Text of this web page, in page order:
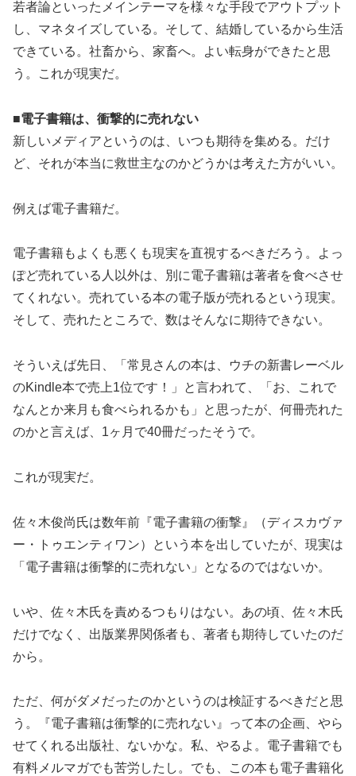
若者論といったメインテーマを様々な手段でアウトプット
し、マネタイズしている。そして、結婚しているから生活
できている。社畜から、家畜へ。よい転身ができたと思
う。これが現実だ。
■電子書籍は、衝撃的に売れない
新しいメディアというのは、いつも期待を集める。だけ
ど、それが本当に救世主なのかどうかは考えた方がいい。
例えば電子書籍だ。
電子書籍もよくも悪くも現実を直視するべきだろう。よっ
ぽど売れている人以外は、別に電子書籍は著者を食べさせ
てくれない。売れている本の電子版が売れるという現実。
そして、売れたところで、数はそんなに期待できない。
そういえば先日、「常見さんの本は、ウチの新書レーベル
のKindle本で売上1位です！」と言われて、「お、これで
なんとか来月も食べられるかも」と思ったが、何冊売れた
のかと言えば、1ヶ月で40冊だったそうで。
これが現実だ。
佐々木俊尚氏は数年前『電子書籍の衝撃』（ディスカヴァ
ー・トゥエンティワン）という本を出していたが、現実は
「電子書籍は衝撃的に売れない」となるのではないか。
いや、佐々木氏を責めるつもりはない。あの頃、佐々木氏
だけでなく、出版業界関係者も、著者も期待していたのだ
から。
ただ、何がダメだったのかというのは検証するべきだと思
う。『電子書籍は衝撃的に売れない』って本の企画、やら
せてくれる出版社、ないかな。私、やるよ。電子書籍でも
有料メルマガでも苦労したし。でも、この本も電子書籍化